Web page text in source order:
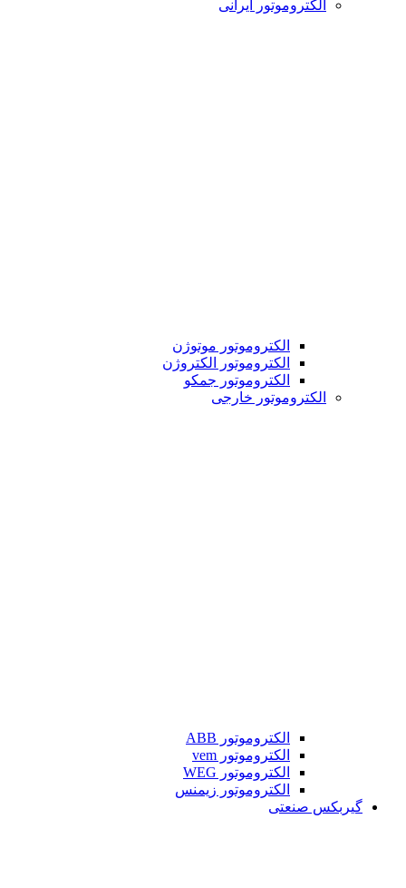
الکتروموتور ایرانی
الکتروموتور موتوژن
الکتروموتور الکتروژن
الکتروموتور جمکو
الکتروموتور خارجی
الکتروموتور ABB
الکتروموتور vem
الکتروموتور WEG
الکتروموتور زیمنس
گیربکس صنعتی